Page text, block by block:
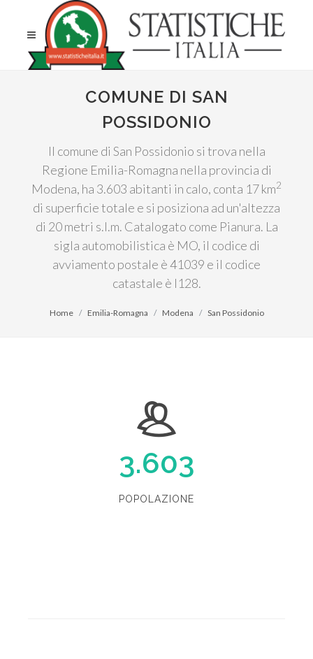
COMUNE DI SAN
POSSIDONIO
Il comune di San Possidonio si trova nella
Regione Emilia-Romagna nella provincia di
Modena, ha 3.603 abitanti in calo, conta 17 km2
di superficie totale e si posiziona ad un'altezza
di 20 metri s.l.m. Catalogato come Pianura. La
sigla automobilistica è MO, il codice di
avviamento postale è 41039 e il codice
catastale è I128.
Home Emilia-Romagna Modena San Possidonio
3.603
POPOLAZIONE